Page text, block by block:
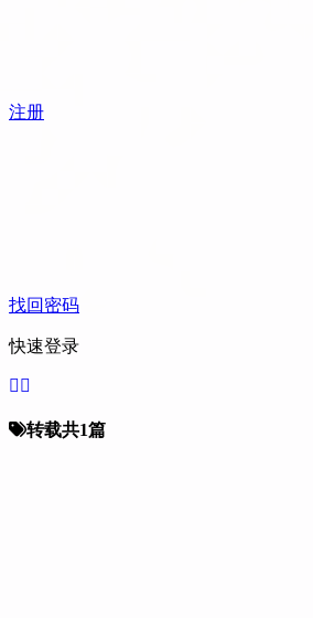
注册
找回密码
快速登录
转载共1篇